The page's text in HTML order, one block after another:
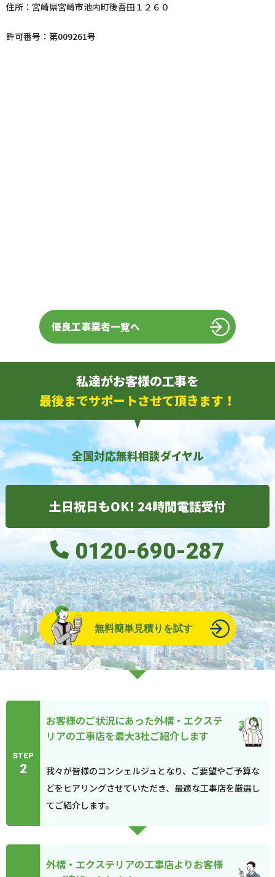
住所：宮崎県宮崎市池内町後吾田１２６０
許可番号：第009261号
優良工事業者一覧へ
私達がお客様の工事を
最後までサポートさせて頂きます！
全国対応無料相談ダイヤル
土日祝日もOK! 24時間電話受付
0120-690-287
無料簡単見積りを試す
STEP
2
お客様のご状況にあった外構・エクステ
リアの工事店を最大3社ご紹介します
我々が皆様のコンシェルジュとなり、ご要望やご予算な
どをヒアリングさせていただき、最適な工事店を厳選し
てご紹介します。
外構・エクステリアの工事店よりお客様